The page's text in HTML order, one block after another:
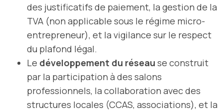
des justificatifs de paiement, la gestion de la
TVA (non applicable sous le régime micro-
entrepreneur), et la vigilance sur le respect
du plafond légal.
Le développement du réseau se construit
par la participation à des salons
professionnels, la collaboration avec des
structures locales (CCAS, associations), et la